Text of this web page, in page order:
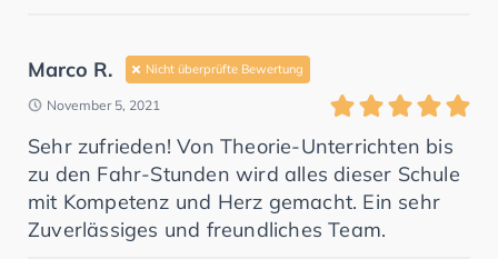
Marco R. Nicht überprüfte Bewertung
November 5, 2021
Sehr zufrieden! Von Theorie-Unterrichten bis
zu den Fahr-Stunden wird alles dieser Schule
mit Kompetenz und Herz gemacht. Ein sehr
Zuverlässiges und freundliches Team.